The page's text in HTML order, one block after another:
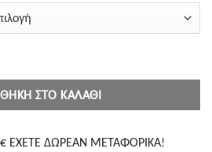
ΣΤΟ ΚΑΛΆΘΙ
ΕΧΕΤΕ ΔΩΡΕΑΝ ΜΕΤΑΦΟΡΙΚΑ!